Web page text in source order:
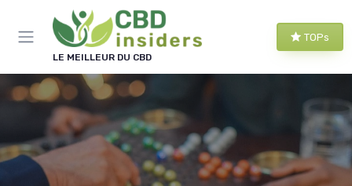
LE MEILLEUR DU CBD
TOPs
Panneau de gestion des cookies